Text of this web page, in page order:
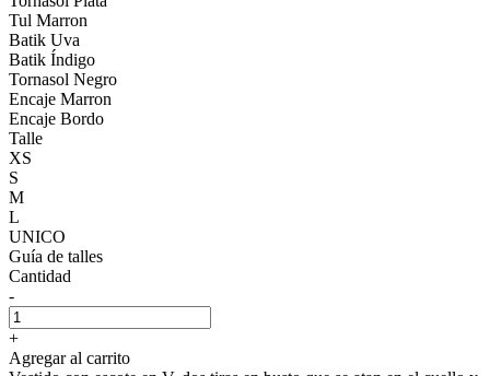
Tul Marron
Batik Uva
Batik Índigo
Tornasol Negro
Encaje Marron
Encaje Bordo
Talle
XS
S
M
L
UNICO
Guía de talles
Cantidad
-
+
Agregar al carrito